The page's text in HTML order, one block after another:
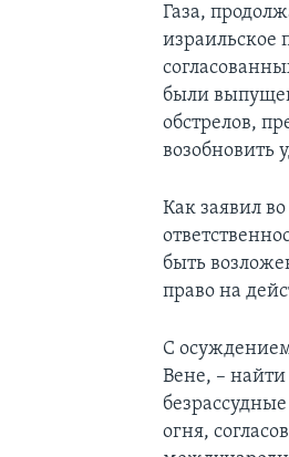
Газа,
израильское
были
обстрелов,
возобновить
Как заявил
быть
право на
С
Вене, –
огня,